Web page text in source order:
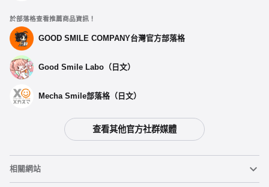
於部落格查看推薦商品資訊！
GOOD SMILE COMPANY台灣官方部落格
Good Smile Labo（日文）
Mecha Smile部落格（日文）
查看其他官方社群媒體
相關網站